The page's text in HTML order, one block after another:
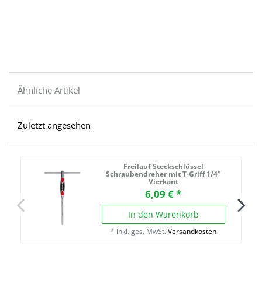
Ähnliche Artikel
Zuletzt angesehen
Freilauf Steckschlüssel
Schraubendreher mit T-Griff 1/4"
Vierkant
6,09 € *
In den Warenkorb
* inkl. ges. MwSt. Versandkosten